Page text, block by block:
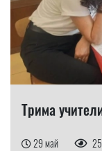
Трима
29 май